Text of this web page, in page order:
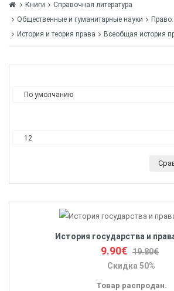
Книги
Справочная литература
Общественные и гуманитарные науки
История и теория права
Всеобщая история
История государства и
9.90€ 19.80€
Скидка 50%
Товар распродан.